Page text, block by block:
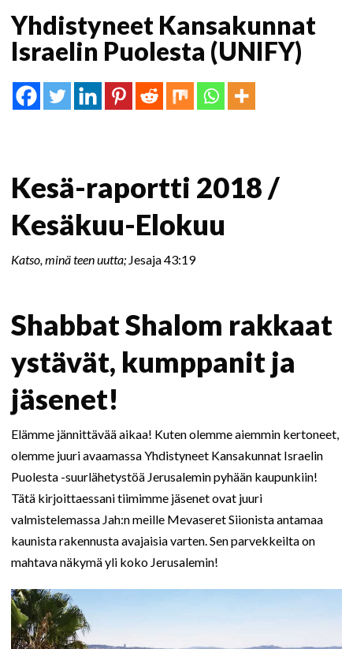
Yhdistyneet Kansakunnat
Israelin Puolesta (UNIFY)
Kesä-raportti 2018 /
Kesäkuu-Elokuu
Katso, minä teen uutta; Jesaja 43:19
Shabbat Shalom rakkaat
ystävät, kumppanit ja
jäsenet!
Elämme jännittävää aikaa! Kuten olemme aiemmin kertoneet,
olemme juuri avaamassa Yhdistyneet Kansakunnat Israelin
Puolesta -suurlähetystöä Jerusalemin pyhään kaupunkiin!
Tätä kirjoittaessani tiimimme jäsenet ovat juuri
valmistelemassa Jah:n meille Mevaseret Siionista antamaa
kaunista rakennusta avajaisia varten. Sen parvekkeilta on
mahtava näkymä yli koko Jerusalemin!